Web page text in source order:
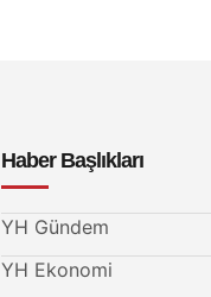
Haber Başlıkları
YH Gündem
YH Ekonomi